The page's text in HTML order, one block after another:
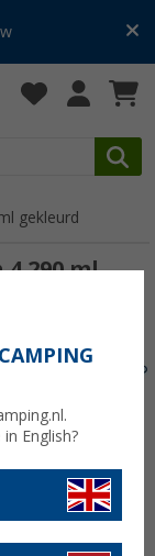
gekleurd
290 ml
English?